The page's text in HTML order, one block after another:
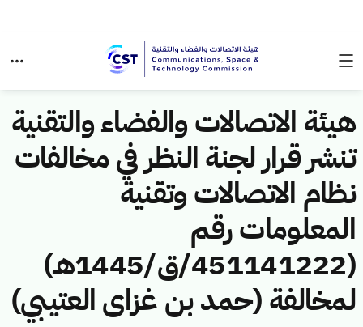
هيئة الاتصالات والفضاء والتقنية
تنشر قرار لجنة النظر في مخالفات
نظام الاتصالات وتقنية
المعلومات رقم
(451141222/ق/1445هـ)
لمخالفة (حمد بن غزاى العتيبي)